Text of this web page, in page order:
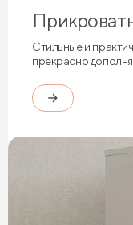
Стильные и
прекрасно